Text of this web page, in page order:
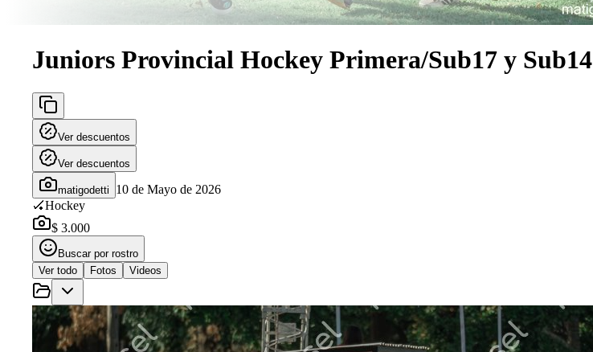
Juniors Provincial Hockey Primera/Sub17 y Sub14
Ver descuentos
Ver descuentos
matigodetti
10 de Mayo de 2026
🏑Hockey
$ 3.000
Buscar por rostro
Ver todo
Fotos Videos